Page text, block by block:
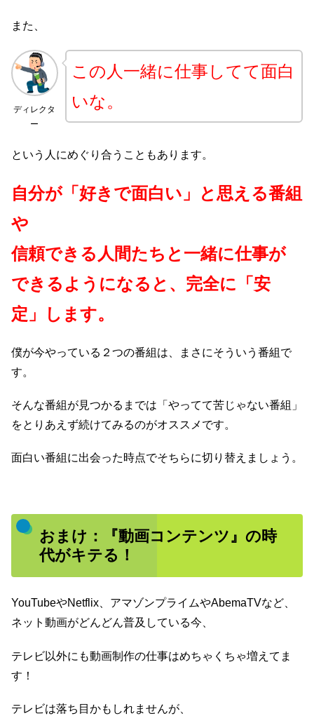
また、
ディレクタ
ー
この人一緒に仕事してて面白
いな。
という人にめぐり合うこともあります。
自分が「好きで面白い」と思える番組
や
信頼できる人間たちと一緒に仕事が
できるようになると、完全に「安
定」します。
僕が今やっている２つの番組は、まさにそういう番組で
す。
そんな番組が見つかるまでは「やってて苦じゃない番組」
をとりあえず続けてみるのがオススメです。
面白い番組に出会った時点でそちらに切り替えましょう。
おまけ：『動画コンテンツ』の時
代がキテる！
YouTubeやNetflix、アマゾンプライムやAbemaTVなど、
ネット動画がどんどん普及している今、
テレビ以外にも動画制作の仕事はめちゃくちゃ増えてま
す！
テレビは落ち目かもしれませんが、